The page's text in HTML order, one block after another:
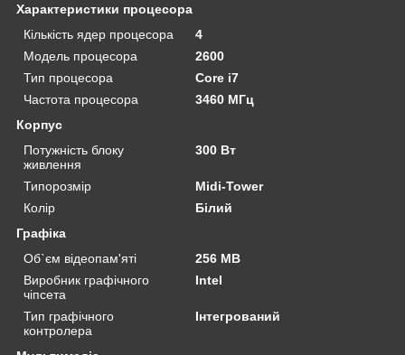
Характеристики процесора
Кількість ядер процесора
4
Модель процесора
2600
Тип процесора
Core i7
Частота процесора
3460 МГц
Корпус
Потужність блоку
живлення
300 Вт
Типорозмір
Midi-Tower
Колір
Білий
Графіка
Об`єм відеопам'яті
256 MB
Виробник графічного
чіпсета
Intel
Тип графічного
контролера
Інтегрований